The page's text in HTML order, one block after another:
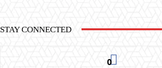
STAY CONNECTED
0